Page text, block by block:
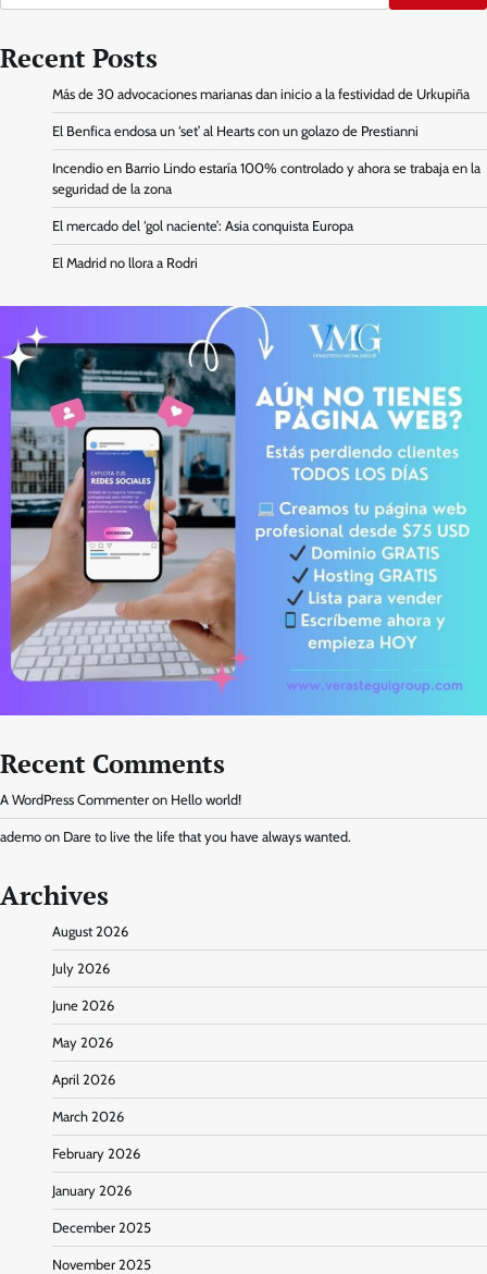
Recent Posts
Más de 30 advocaciones marianas dan inicio a la festividad de Urkupiña
El Benfica endosa un ‘set’ al Hearts con un golazo de Prestianni
Incendio en Barrio Lindo estaría 100% controlado y ahora se trabaja en la
seguridad de la zona
El mercado del ‘gol naciente’: Asia conquista Europa
El Madrid no llora a Rodri
Recent Comments
A WordPress Commenter on Hello world!
ademo on Dare to live the life that you have always wanted.
Archives
August 2026
July 2026
June 2026
May 2026
April 2026
March 2026
February 2026
January 2026
December 2025
November 2025